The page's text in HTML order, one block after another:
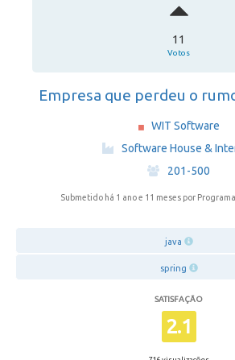
11
Votos
Empresa que perdeu o
WIT Software
Software House &
·
201-500
Submetido há 1 ano e 11 meses por
java
spring
SATISFAÇÃO
2.1